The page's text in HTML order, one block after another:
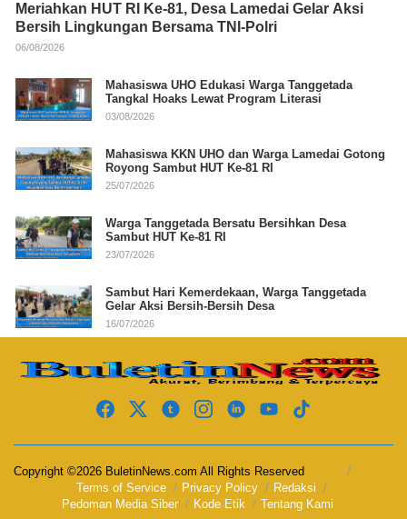
Meriahkan HUT RI Ke-81, Desa Lamedai Gelar Aksi
Bersih Lingkungan Bersama TNI-Polri
06/08/2026
Mahasiswa UHO Edukasi Warga Tanggetada
Tangkal Hoaks Lewat Program Literasi
03/08/2026
Mahasiswa KKN UHO dan Warga Lamedai Gotong
Royong Sambut HUT Ke-81 RI
25/07/2026
Warga Tanggetada Bersatu Bersihkan Desa
Sambut HUT Ke-81 RI
23/07/2026
Sambut Hari Kemerdekaan, Warga Tanggetada
Gelar Aksi Bersih-Bersih Desa
16/07/2026
Copyright ©2026 BuletinNews.com All Rights Reserved
Terms of Service
Privacy Policy
Redaksi
Pedoman Media Siber
Kode Etik Tentang Kami